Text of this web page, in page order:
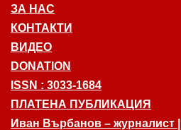
ЗА НАС
КОНТАКТИ
ВИДЕО
DONATION
ISSN : 3033-1684
ПЛАТЕНА ПУБЛИКАЦИЯ
Иван Върбанов – журналист